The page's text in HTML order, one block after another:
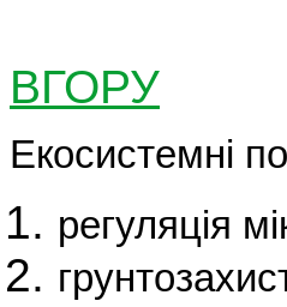
ВГОРУ
Екосистемні
регуляція